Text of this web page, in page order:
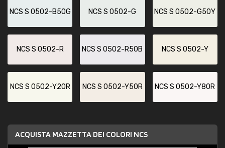
NCS S 0502-B50G NCS S 0502-G NCS S 0502-G50Y
NCS S 0502-R NCS S 0502-R50B NCS S 0502-Y
NCS S 0502-Y20R NCS S 0502-Y50R NCS S 0502-Y80R
ACQUISTA MAZZETTA DEI COLORI NCS